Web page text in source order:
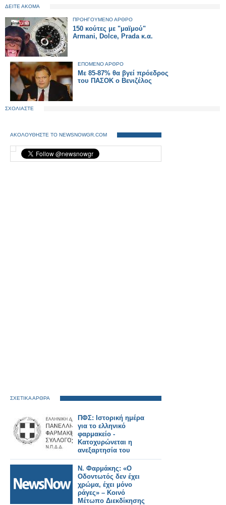
ΔΕΙΤΕ ΑΚΟΜΑ
ΠΡΟΗΓΟΥΜΕΝΟ ΑΡΘΡΟ
150 κούτες με "μαϊμού"
Armani, Dolce, Prada κ.α.
ΕΠΟΜΕΝΟ ΑΡΘΡΟ
Με 85-87% θα βγεί πρόεδρος
του ΠΑΣΟΚ ο Βενιζέλος
ΣΧΟΛΙΑΣΤΕ
ΑΚΟΛΟΥΘΗΣΤΕ ΤΟ NEWSNOWGR.COM
ΣΧΕΤΙΚΑ ΑΡΘΡΑ
ΠΦΣ: Ιστορική ημέρα
για το ελληνικό
φαρμακείο -
Κατοχυρώνεται η
ανεξαρτησία του
Έλληνα
φαρμακοποιού
Ν. Φαρμάκης: «Ο
Οδοντωτός δεν έχει
χρώμα, έχει μόνο
ράγες» – Κοινό
Μέτωπο Διεκδίκησης